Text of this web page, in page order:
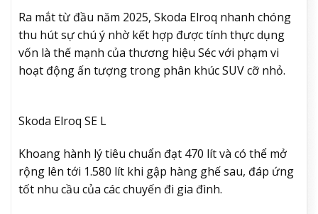
Ra mắt từ đầu năm 2025, Skoda Elroq nhanh chóng
thu hút sự chú ý nhờ kết hợp được tính thực dụng
vốn là thế mạnh của thương hiệu Séc với phạm vi
hoạt động ấn tượng trong phân khúc SUV cỡ nhỏ.
Skoda Elroq SE L
Khoang hành lý tiêu chuẩn đạt 470 lít và có thể mở
rộng lên tới 1.580 lít khi gập hàng ghế sau, đáp ứng
tốt nhu cầu của các chuyến đi gia đình.